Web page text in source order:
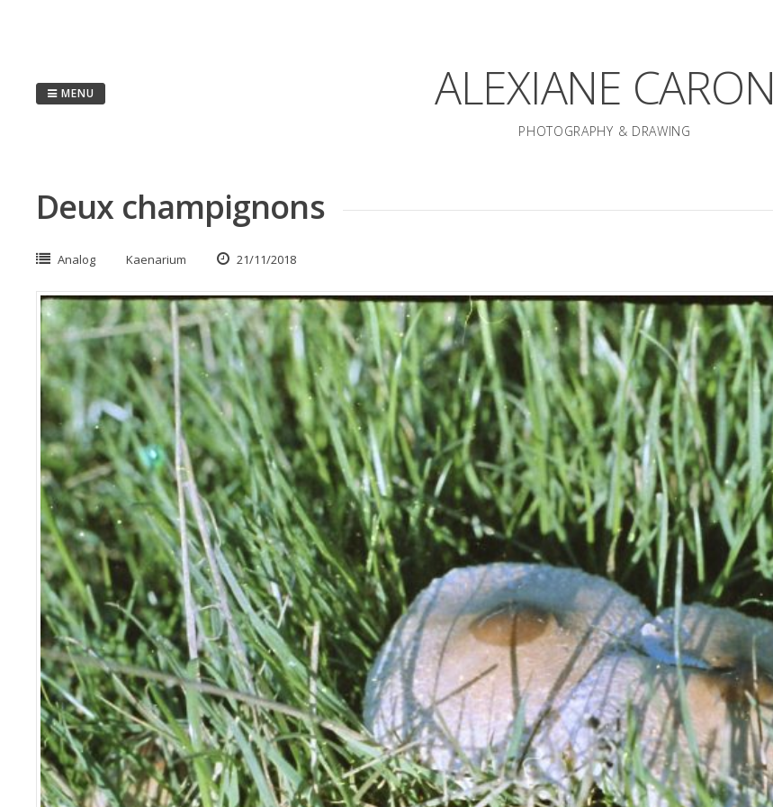
ALEXIANE CARON
PHOTOGRAPHY & DRAWING
MENU
Deux champignons
Analog Kaenarium 21/11/2018